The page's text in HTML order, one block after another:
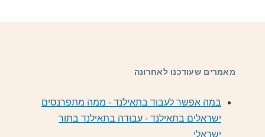
מאמרים שעודכנו לאחרונה
במה אפשר לעבוד בתאילנד - ממה מתפרנסים
ישראלים בתאילנד - עבודה בתאילנד בתור
ישראלי